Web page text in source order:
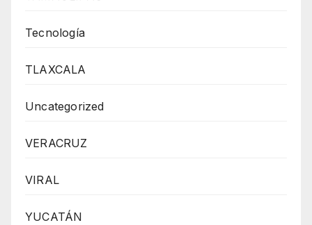
Tecnología
TLAXCALA
Uncategorized
VERACRUZ
VIRAL
YUCATÁN